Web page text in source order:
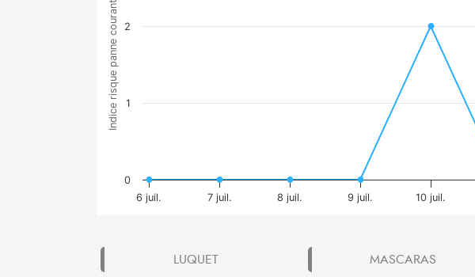
Indice risque panne courant
6 juil. 7 juil. 8 juil. 9 juil. 10 juil.
0
1
2
LUQUET MASCARAS